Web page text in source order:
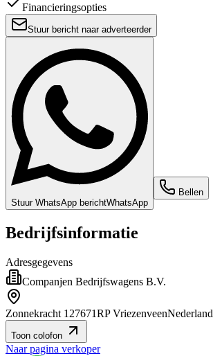
Financieringsopties
Stuur bericht naar adverteerder
Stuur WhatsApp berichtWhatsApp
Bellen
Bedrijfsinformatie
Adresgegevens
Companjen Bedrijfswagens B.V.
Zonnekracht 127671RP VriezenveenNederland
Toon colofon
Naar pagina verkoper